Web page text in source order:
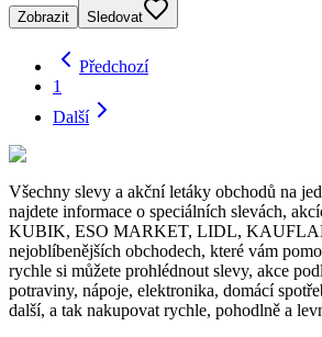
Zobrazit Sledovat
Předchozí
1
Další
Všechny slevy a akční letáky obchodů na
najdete informace o speciálních slevách,
KUBIK, ESO MARKET, LIDL,
nejoblíbenějších obchodech, které vám
rychle si můžete prohlédnout slevy, akce
potraviny, nápoje, elektronika, domácí
další, a tak nakupovat rychle, pohodlně a